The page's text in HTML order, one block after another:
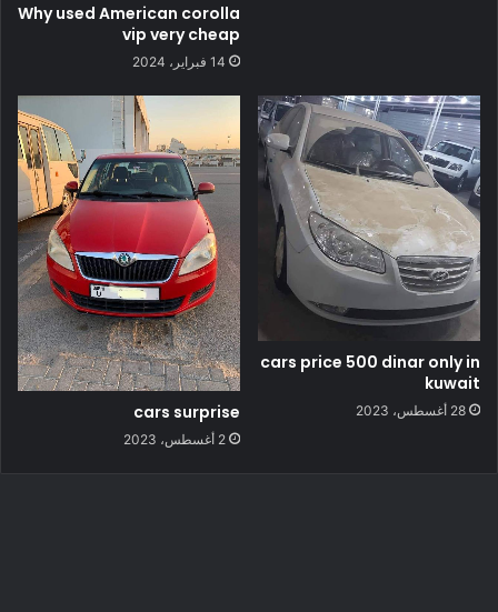
Why used American corolla
vip very cheap
14 فبراير، 2024
cars price 500 dinar only in
kuwait
28 أغسطس، 2023 cars surprise
2 أغسطس، 2023